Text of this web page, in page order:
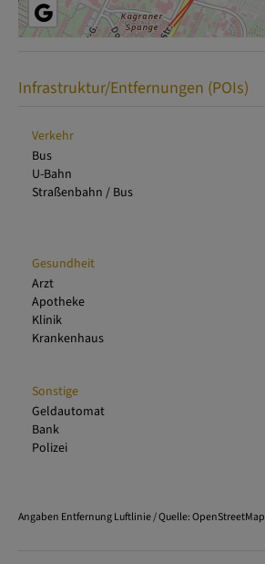
Infrastruktur/Entfernungen (POIs)
Verkehr
Bus
U-Bahn
Straßenbahn / Bus
Gesundheit
Arzt
Apotheke
Klinik
Krankenhaus
Sonstige
Geldautomat
Bank
Polizei
Angaben Entfernung Luftlinie / Quelle: OpenStreetMap